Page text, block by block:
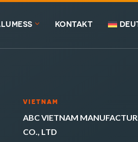
KONTAKT
VIETNAM
ABC VIETNAM
CO., LTD